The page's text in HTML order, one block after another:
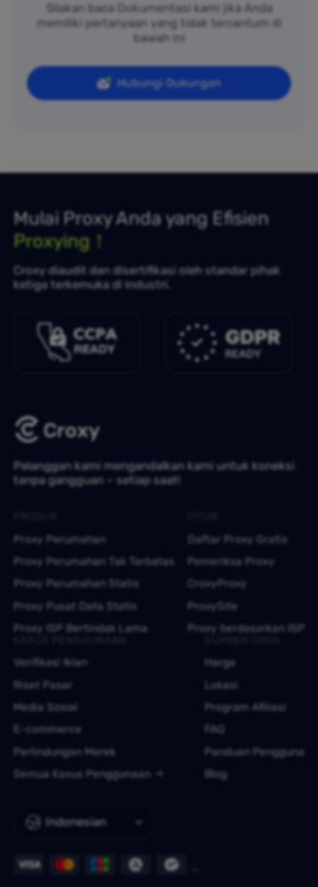
Silakan baca Dokumentasi kami jika Anda
memiliki pertanyaan yang tidak tercantum di
bawah ini
Hubungi Dukungan
Mulai Proxy Anda yang Efisien
Proxying！
Croxy diaudit dan disertifikasi oleh standar pihak
ketiga terkemuka di industri.
Pelanggan kami mengandalkan kami untuk koneksi
tanpa gangguan – setiap saat!
Indonesian
Proxy Perumahan
Proxy Perumahan Tak Terbatas
Proxy Perumahan Statis
Proxy Pusat Data Statis
Proxy ISP Bertindak Lama
Daftar Proxy Gratis
Pemeriksa Proxy
CroxyProxy
ProxySite
Proxy berdasarkan ISP
Verifikasi Iklan
Riset Pasar
Media Sosial
E-commerce
Perlindungan Merek
Semua Kasus Penggunaan
Harga
Lokasi
Program Afiliasi
FAQ
Panduan Pengguna
Blog